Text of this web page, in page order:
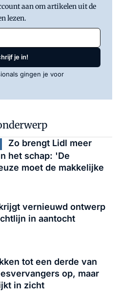
aan om artikelen uit de
lezen.
je in!
gingen je voor
Zo brengt Lidl meer
het schap: 'De
moet de makkelijke
vernieuwd ontwerp
in aantocht
tot een derde van
op, maar
in zicht